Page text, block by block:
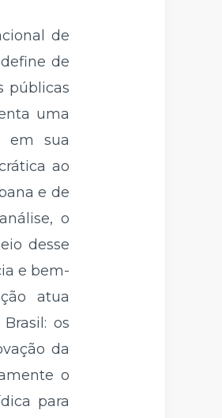
de
de
públicas
uma
em sua
ao
e de
o
desse
e bem-
atua
os
da
o
para